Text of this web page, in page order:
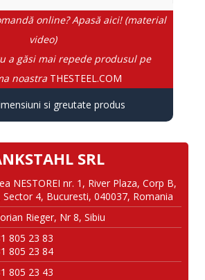
online? Apasă aici! (material
video)
a găsi mai repede produsul pe
noastra THESTEEL.COM
si greutate produs
SRL
NESTOREI nr. 1, River Plaza, Corp B,
Sector 4, Bucuresti, 040037, Romania
Rieger, Nr 8, Sibiu
805 23 83
805 23 84
805 23 43